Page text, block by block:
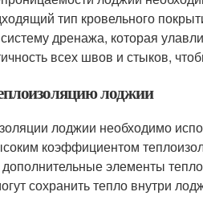
тип кровельного
дренажа, которая
всех швов и стыков,
лоджии
лоджии необходимо
коэффициентом
элементы
сохранить тепло внутри